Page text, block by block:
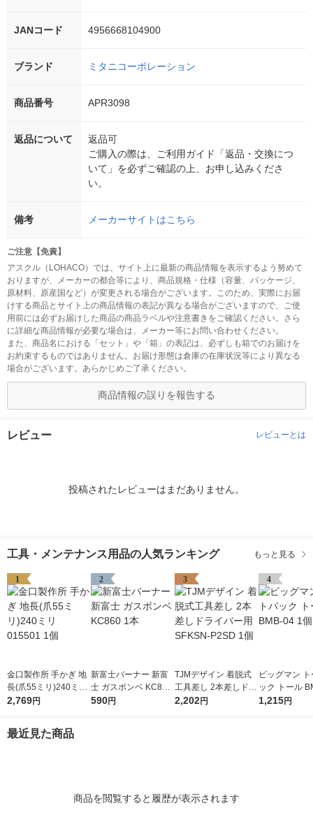
JANコード 4956668104900
ブランド ミタニコーポレーション
商品番号 APR3098
返品について
返品可
ご購入の際は、ご利用ガイド「返品・交換につ
いて」を必ずご確認の上、お申し込みくださ
い。
備考 メーカーサイトはこちら
ご注意【免責】
アスクル（LOHACO）では、サイト上に最新の商品情報を表示するよう努めて
おりますが、メーカーの都合等により、商品規格・仕様（容量、パッケージ、
原材料、原産国など）が変更される場合がございます。このため、実際にお届
けする商品とサイト上の商品情報の表記が異なる場合がございますので、ご使
用前には必ずお届けした商品の商品ラベルや注意書きをご確認ください。さら
に詳細な商品情報が必要な場合は、メーカー等にお問い合わせください。
また、商品名における「セット」や「箱」の表記は、必ずしも箱でのお届けを
お約束するものではありません。お届け形態は倉庫の在庫状況等により異なる
場合がございます。あらかじめご了承ください。
商品情報の誤りを報告する
レビュー レビューとは
投稿されたレビューはまだありません。
工具・メンテナンス用品の人気ランキング もっと見る
1
金口製作所 手かぎ 地
長(爪55ミリ)240ミリ
015501 1個
2,769円
2
新富士バーナー 新富
士 ガスボンベ KC860
1本
590円
3
TJMデザイン 着脱式
工具差し 2本差しドラ
イバー用 SFKSN-P2S
2,202円
4
ビッグマン
ック トール
個
1,215円
最近見た商品
商品を閲覧すると履歴が表示されます